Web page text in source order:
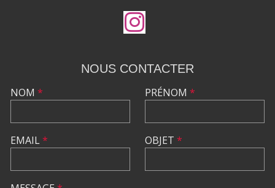
NOUS CONTACTER
NOM *
EMAIL*
PRÉNOM *
OBJET *